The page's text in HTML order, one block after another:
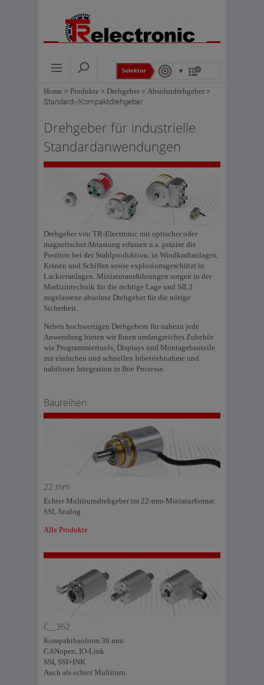
Home > Produkte > Drehgeber > Absolutdrehgeber >
Standard-/Kompaktdrehgeber
Drehgeber für industrielle
Standardanwendungen
Drehgeber von TR-Electronic mit optischer oder
magnetischer Abtastung erfassen u.a. präzise die
Position bei der Stahlproduktion, in Windkraftanlagen,
Kränen und Schiffen sowie explosionsgeschützt in
Lackieranlagen. Miniaturausführungen sorgen in der
Medizintechnik für die richtige Lage und SIL3
zugelassene absolute Drehgeber für die nötige
Sicherheit.
Neben hochwertigen Drehgebern für nahezu jede
Anwendung bieten wir Ihnen umfangreiches Zubehör
wie Programmiertools, Displays und Montagebauteile
zur einfachen und schnellen Inbetriebnahme und
nahtlosen Integration in Ihre Prozesse.
Baureihen
22 mm
Echter Multiturndrehgeber im 22-mm-Miniaturformat.
SSI, Analog
Alle Produkte
C__362
Kompaktbauform 36 mm
CANopen, IO-Link
SSI, SSI+INK
Auch als echter Multiturn